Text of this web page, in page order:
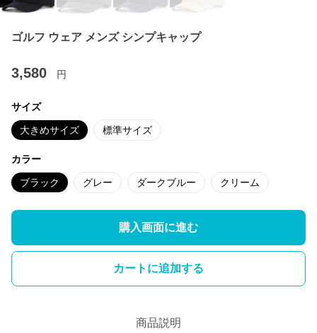
ゴルフ ウェア メンズ シンプキャップ
3,580 円
サイズ
大きめサイズ 標準サイズ
カラー
ブラック グレー ダークブルー クリーム
購入画面に進む
カートに追加する
商品説明